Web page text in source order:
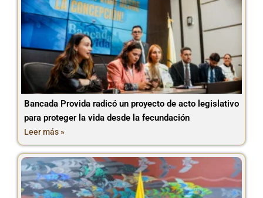
Bancada Provida radicó un proyecto de acto legislativo
para proteger la vida desde la fecundación
Leer más »